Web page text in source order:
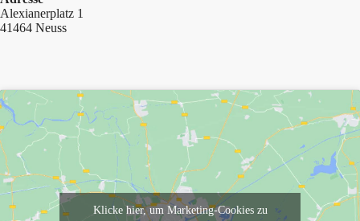
Alexianerplatz 1
41464 Neuss
Klicke hier, um Marketing-Cookies zu